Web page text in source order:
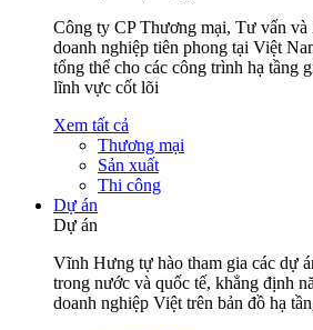
Công ty CP Thương mại, Tư vấn
doanh nghiệp tiên phong tại Việt
tổng thể cho các công trình hạ tầng
lĩnh vực cốt lõi
Xem tất cả
Thương mại
Sản xuất
Thi công
Dự án
Dự án
Vĩnh Hưng tự hào tham gia các dự
trong nước và quốc tế, khẳng định
doanh nghiệp Việt trên bản đồ hạ